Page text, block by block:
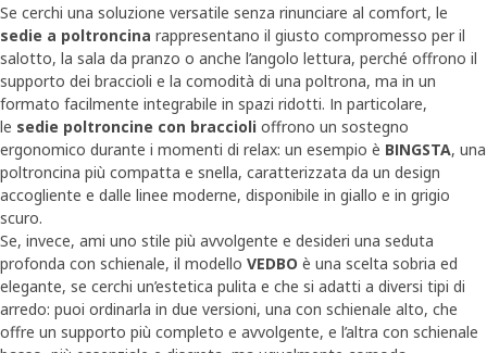
Se cerchi una soluzione versatile senza rinunciare al comfort, le
sedie a poltroncina rappresentano il giusto compromesso per il
salotto, la sala da pranzo o anche l’angolo lettura, perché offrono il
supporto dei braccioli e la comodità di una poltrona, ma in un
formato facilmente integrabile in spazi ridotti. In particolare,
le sedie poltroncine con braccioli offrono un sostegno
ergonomico durante i momenti di relax: un esempio è BINGSTA, una
poltroncina più compatta e snella, caratterizzata da un design
accogliente e dalle linee moderne, disponibile in giallo e in grigio
scuro.
Se, invece, ami uno stile più avvolgente e desideri una seduta
profonda con schienale, il modello VEDBO è una scelta sobria ed
elegante, se cerchi un’estetica pulita e che si adatti a diversi tipi di
arredo: puoi ordinarla in due versioni, una con schienale alto, che
offre un supporto più completo e avvolgente, e l’altra con schienale